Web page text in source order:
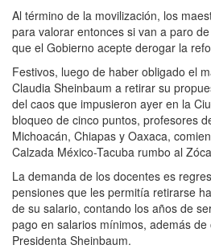
Al término de la movilización, los
para valorar entonces si van a paro
que el Gobierno acepte derogar la
Festivos, luego de haber obligado el
Claudia Sheinbaum a retirar su
del caos que impusieron ayer en la
bloqueo de cinco puntos, profesores
Michoacán, Chiapas y Oaxaca,
Calzada México-Tacuba rumbo al
La demanda de los docentes es
pensiones que les permitía retirarse
de su salario, contando los años de
pago en salarios mínimos, además
Presidenta Sheinbaum.